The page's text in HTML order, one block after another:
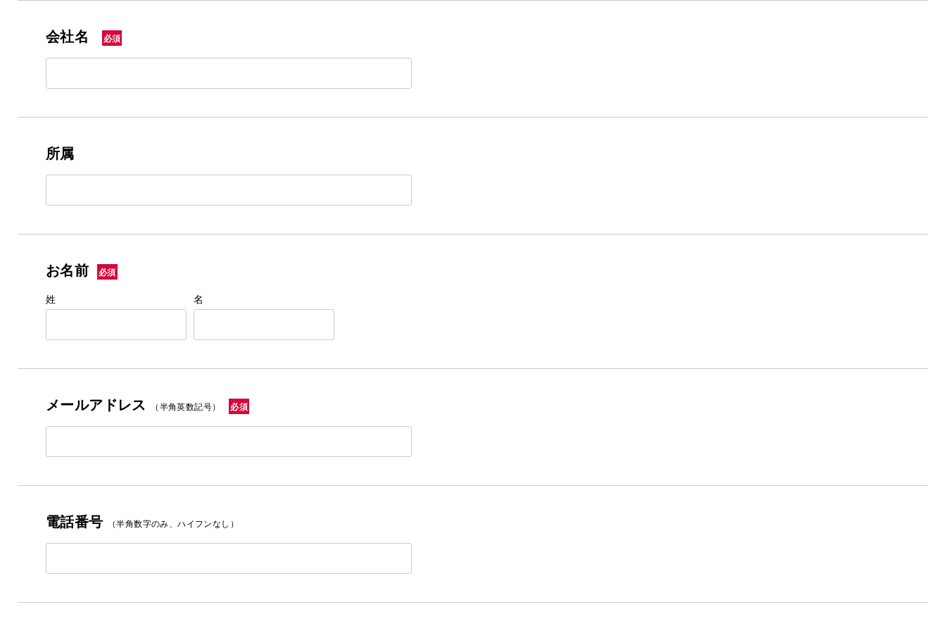
会社名 必須
所属
お名前 必須
姓 名
メールアドレス （半角英数記号） 必須
電話番号 （半角数字のみ、ハイフンなし）